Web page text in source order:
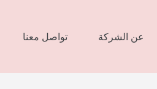
عن الشركة تواصل معنا